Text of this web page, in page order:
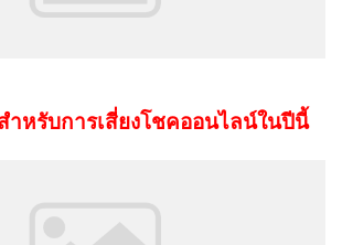
ำหรับการเสี่ยงโชคออนไลน์ในปีนี้